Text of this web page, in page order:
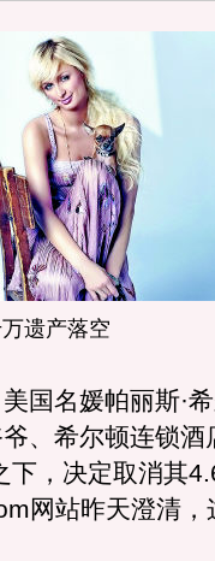
遗产落空
名媛帕丽斯·希
、希尔顿连锁酒
下，决定取消其
网站昨天澄清，